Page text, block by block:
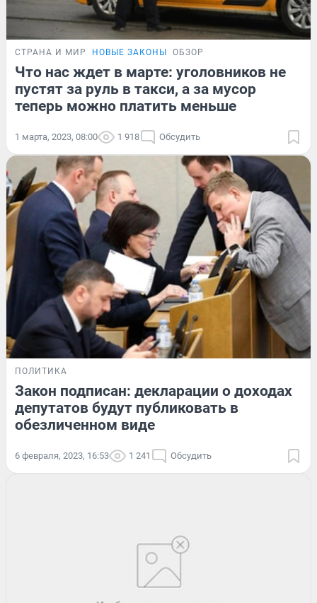
СТРАНА И МИР НОВЫЕ ЗАКОНЫ ОБЗОР
Что нас ждет в марте: уголовников не
пустят за руль в такси, а за мусор
теперь можно платить меньше
1 марта, 2023, 08:00 1 918 Обсудить
ПОЛИТИКА
Закон подписан: декларации о доходах
депутатов будут публиковать в
обезличенном виде
6 февраля, 2023, 16:53 1 241 Обсудить